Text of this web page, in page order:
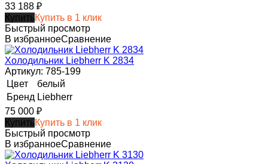
33 188 ₽
КупитьКупить в 1 клик
Быстрый просмотр
В избранноеСравнение
Холодильник Liebherr K 2834
Артикул: 785-199
Цвет
белый
Бренд Liebherr
75 000 ₽
КупитьКупить в 1 клик
Быстрый просмотр
В избранноеСравнение